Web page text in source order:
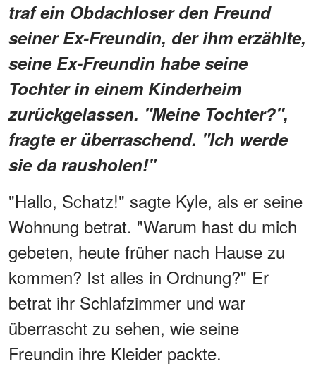
traf ein Obdachloser den Freund
seiner Ex-Freundin, der ihm erzählte,
seine Ex-Freundin habe seine
Tochter in einem Kinderheim
zurückgelassen. "Meine Tochter?",
fragte er überraschend. "Ich werde
sie da rausholen!"
"Hallo, Schatz!" sagte Kyle, als er seine
Wohnung betrat. "Warum hast du mich
gebeten, heute früher nach Hause zu
kommen? Ist alles in Ordnung?" Er
betrat ihr Schlafzimmer und war
überrascht zu sehen, wie seine
Freundin ihre Kleider packte.